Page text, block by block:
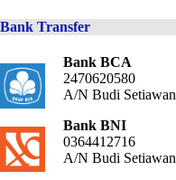
Bank Transfer
Bank BCA
2470620580
A/N Budi Setiawan
Bank BNI
0364412716
A/N Budi Setiawan